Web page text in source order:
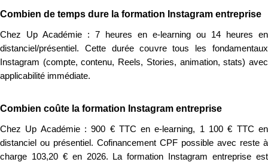
Combien de temps dure la formation Instagram entreprise
Chez Up Académie : 7 heures en e-learning ou 14 heures en
distanciel/présentiel. Cette durée couvre tous les fondamentaux
Instagram (compte, contenu, Reels, Stories, animation, stats) avec
applicabilité immédiate.
Combien coûte la formation Instagram entreprise
Chez Up Académie : 900 € TTC en e-learning, 1 100 € TTC en
distanciel ou présentiel. Cofinancement CPF possible avec reste à
charge 103,20 € en 2026. La formation Instagram entreprise est